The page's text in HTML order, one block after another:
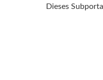
Dieses